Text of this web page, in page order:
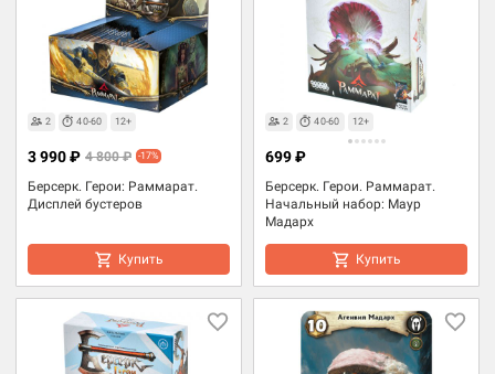
2 40-60 12+
Берсерк. Герои: Раммарат.
Дисплей бустеров
3 990 ₽ 4 800 ₽ -17%
Купить
2 40-60 12+
Берсерк. Герои. Раммарат.
Начальный набор: Маур
Мадарх
699 ₽
Купить